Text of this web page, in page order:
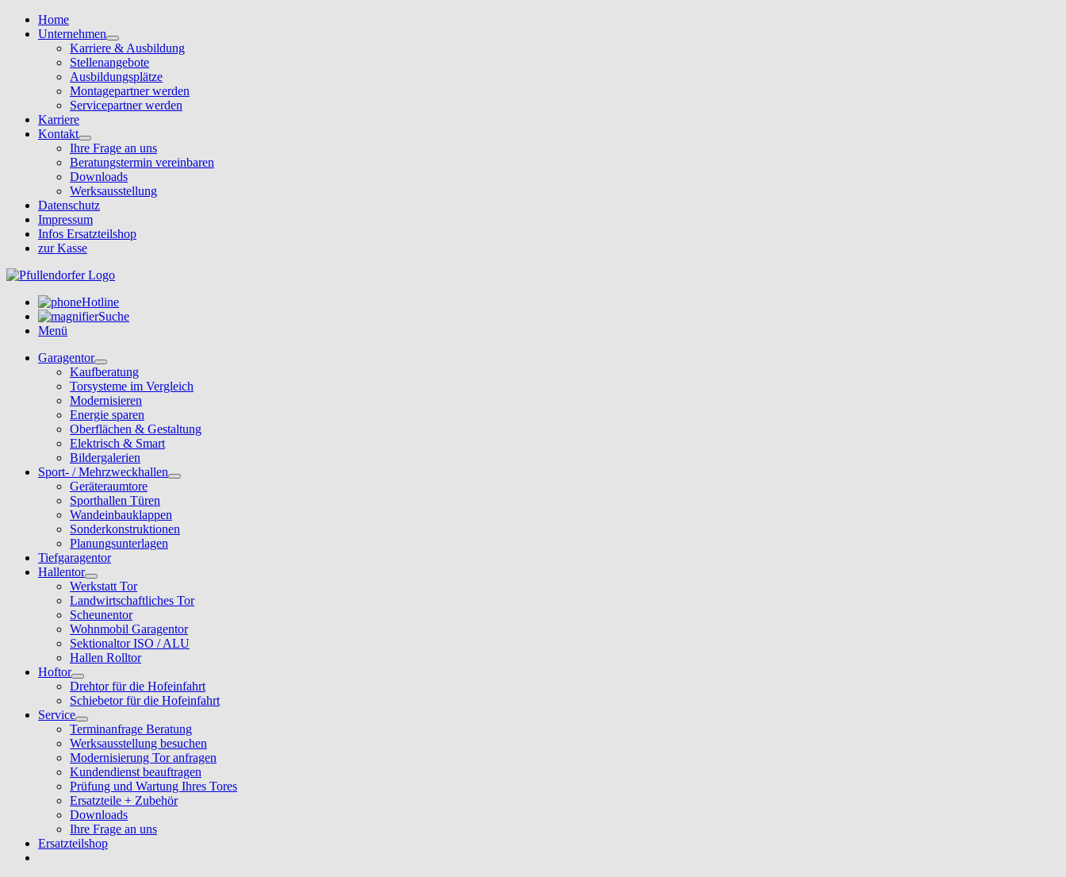
Home
Unternehmen
Karriere & Ausbildung
Stellenangebote
Ausbildungsplätze
Montagepartner werden
Servicepartner werden
Karriere
Kontakt
Ihre Frage an uns
Beratungstermin vereinbaren
Downloads
Werksausstellung
Datenschutz
Impressum
Infos Ersatzteilshop
zur Kasse
Hotline
Suche
Menü
Garagentor
Kaufberatung
Torsysteme im Vergleich
Modernisieren
Energie sparen
Oberflächen & Gestaltung
Elektrisch & Smart
Bildergalerien
Sport- / Mehrzweckhallen
Geräteraumtore
Sporthallen Türen
Wandeinbauklappen
Sonderkonstruktionen
Planungsunterlagen
Tiefgaragentor
Hallentor
Werkstatt Tor
Landwirtschaftliches Tor
Scheunentor
Wohnmobil Garagentor
Sektionaltor ISO / ALU
Hallen Rolltor
Hoftor
Drehtor für die Hofeinfahrt
Schiebetor für die Hofeinfahrt
Service
Terminanfrage Beratung
Werksausstellung besuchen
Modernisierung Tor anfragen
Kundendienst beauftragen
Prüfung und Wartung Ihres Tores
Ersatzteile + Zubehör
Downloads
Ihre Frage an uns
Ersatzteilshop